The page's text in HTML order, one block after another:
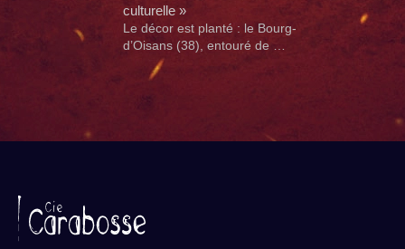
culturelle »
Le décor est planté : le Bourg-
d’Oisans (38), entouré de …